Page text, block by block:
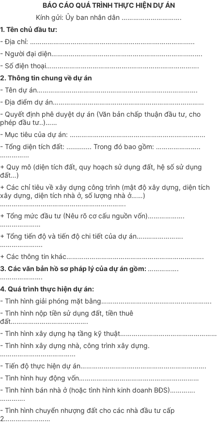
BÁO CÁO QUÁ TRÌNH THỰC HIỆN DỰ ÁN
Kính gửi: Ủy ban nhân dân ………………………….
1. Tên chủ đầu tư:
- Địa chỉ: ……………………………………………………….……………......
- Người đại diện………………………………………………..…………...…….
- Số điện thoại……………………………………..…………….……………….
2. Thông tin chung về dự án
- Tên dự án………………………………..………………………..…………….
- Địa điểm dự án…………………………………………………………………...
- Quyết định phê duyệt dự án (Văn bản chấp thuận đầu tư, cho
phép đầu tư..)……
- Mục tiêu của dự án: ……………………………………………….…………...
- Tổng diện tích đất: ............. Trong đó bao gồm: …………………..
…………...
+ Quy mô (diện tích đất, quy hoạch sử dụng đất, hệ số sử dụng
đất…)
+ Các chỉ tiêu về xây dựng công trình (mật độ xây dựng, diện tích
xây dựng, diện tích nhà ở, số lượng nhà ở……)
…………………………………….………………….
+ Tổng mức đầu tư (Nêu rõ cơ cấu nguồn vốn)……………….
…………………
+ Tổng tiến độ và tiến độ chi tiết của dự án…..……………….
………………....
+ Các thông tin khác…………………………………………….……………….
3. Các văn bản hồ sơ pháp lý của dự án gồm: …………….
………………….
4. Quá trình thực hiện dự án:
- Tình hình giải phóng mặt bằng…………………………..…………………….
- Tình hình nộp tiền sử dụng đất, tiền thuê
đất………………………………….
- Tình hình xây dựng hạ tầng kỹ thuật………..…………………………………
- Tình hình xây dựng nhà, công trình xây dựng.
………………………………...
- Tiến độ thực hiện dự án…………………….………………………………….
- Tình hình huy động vốn……………………………………………..………
- Tình hình bán nhà ở (hoặc tình hình kinh doanh BĐS)………….
………….
- Tình hình chuyển nhượng đất cho các nhà đầu tư cấp
2……………………